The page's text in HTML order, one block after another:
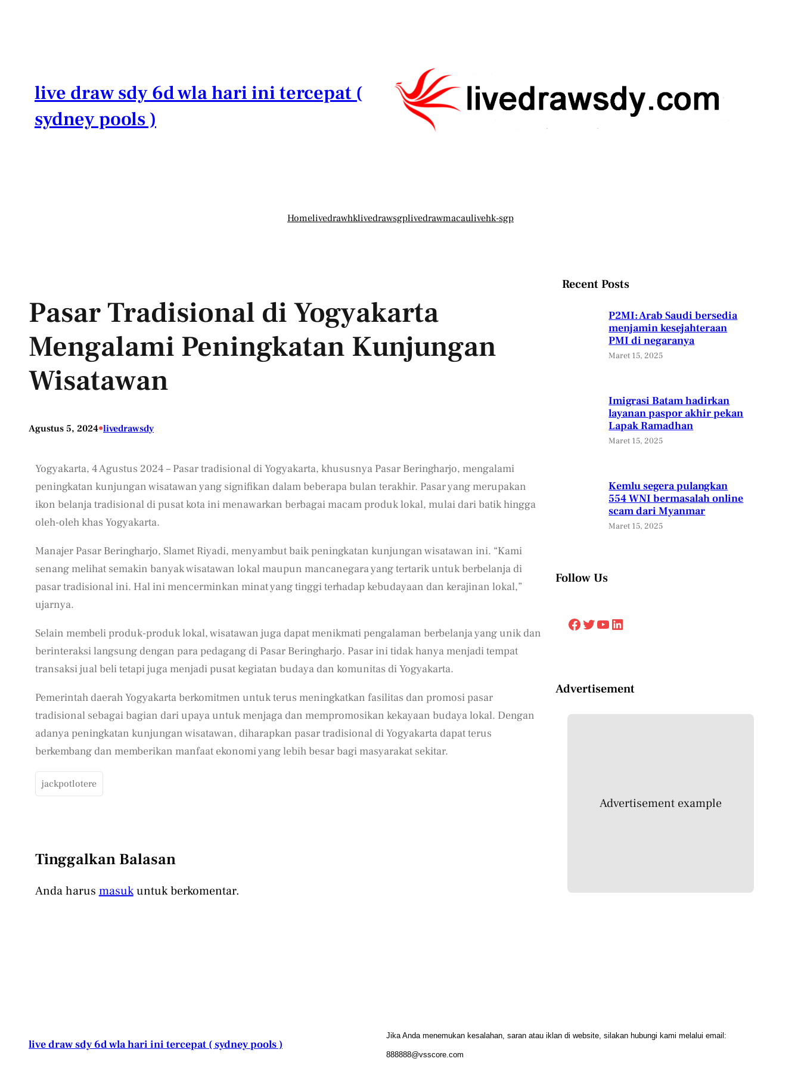
live draw sdy 6d wla hari ini tercepat (
sydney pools )
Homelivedrawhklivedrawsgplivedrawmacaulivehk-sgp
Pasar Tradisional di Yogyakarta
Mengalami Peningkatan Kunjungan
Wisatawan
Agustus 5, 2024•livedrawsdy
Yogyakarta, 4 Agustus 2024 – Pasar tradisional di Yogyakarta, khususnya Pasar Beringharjo, mengalami
peningkatan kunjungan wisatawan yang signifikan dalam beberapa bulan terakhir. Pasar yang merupakan
ikon belanja tradisional di pusat kota ini menawarkan berbagai macam produk lokal, mulai dari batik hingga
oleh-oleh khas Yogyakarta.
Manajer Pasar Beringharjo, Slamet Riyadi, menyambut baik peningkatan kunjungan wisatawan ini. “Kami
senang melihat semakin banyak wisatawan lokal maupun mancanegara yang tertarik untuk berbelanja di
pasar tradisional ini. Hal ini mencerminkan minat yang tinggi terhadap kebudayaan dan kerajinan lokal,”
ujarnya.
Selain membeli produk-produk lokal, wisatawan juga dapat menikmati pengalaman berbelanja yang unik dan
berinteraksi langsung dengan para pedagang di Pasar Beringharjo. Pasar ini tidak hanya menjadi tempat
transaksi jual beli tetapi juga menjadi pusat kegiatan budaya dan komunitas di Yogyakarta.
Pemerintah daerah Yogyakarta berkomitmen untuk terus meningkatkan fasilitas dan promosi pasar
tradisional sebagai bagian dari upaya untuk menjaga dan mempromosikan kekayaan budaya lokal. Dengan
adanya peningkatan kunjungan wisatawan, diharapkan pasar tradisional di Yogyakarta dapat terus
berkembang dan memberikan manfaat ekonomi yang lebih besar bagi masyarakat sekitar.
jackpotlotere
Tinggalkan Balasan
Anda harusmasukuntuk berkomentar.
Recent Posts
P2MI: Arab Saudi bersedia
menjamin kesejahteraan
PMI di negaranya
Maret 15, 2025
Imigrasi Batam hadirkan
layanan paspor akhir pekan
Lapak Ramadhan
Maret 15, 2025
Kemlu segera pulangkan
554 WNI bermasalah online
scam dari Myanmar
Maret 15, 2025
Follow Us
Facebook Twitter YouTube LinkedIn
Advertisement
Advertisement example
live draw sdy 6d wla hari ini tercepat ( sydney pools )
Jika Anda menemukan kesalahan, saran atau iklan di website, silakan hubungi kami melalui email:
888888@vsscore.com